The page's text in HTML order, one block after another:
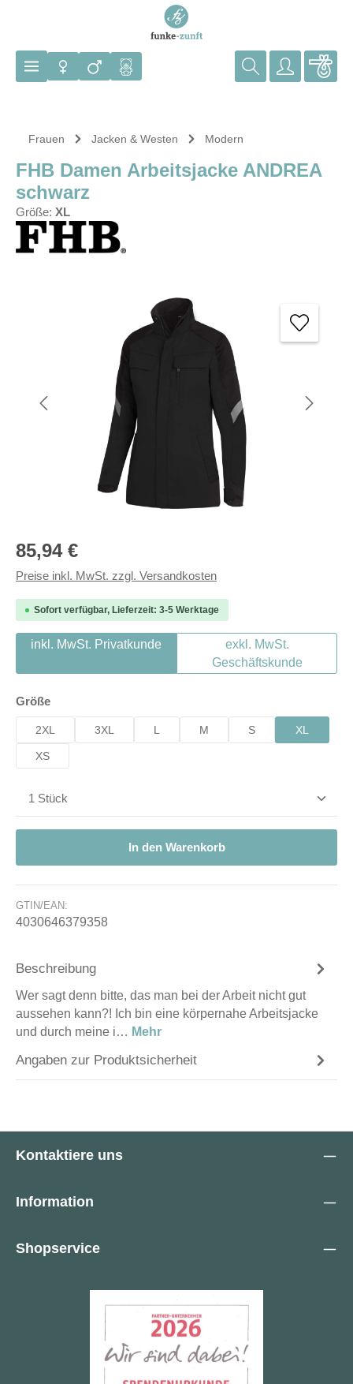
Frauen Jacken & Westen Modern
FHB Damen Arbeitsjacke ANDREA
schwarz
Größe: XL
Regulärer Preis:
85,94 €
Preise inkl. MwSt. zzgl. Versandkosten
Sofort verfügbar, Lieferzeit: 3-5 Werktage
inkl. MwSt. Privatkunde
exkl. MwSt.
Geschäftskunde
Größeauswählen
2XL 3XL L M S XL
XS
Produkt Anzahl: Gib den gewünschten Wert ein
In den Warenkorb
GTIN/EAN:
4030646379358
Beschreibung
Wer sagt denn bitte, das man bei der Arbeit nicht gut
aussehen kann?! Ich bin eine körpernahe Arbeitsjacke
und durch meine i… Mehr
Angaben zur Produktsicherheit
Kontaktiere uns
Information
Shopservice